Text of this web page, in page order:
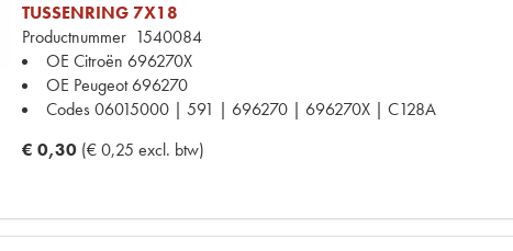
TUSSENRING 7X18
Productnummer 1540084
OE Citroën 696270X
OE Peugeot 696270
Codes06015000 | 591 | 696270 | 696270X | C128A
€ 0,30 (€ 0,25 excl. btw)